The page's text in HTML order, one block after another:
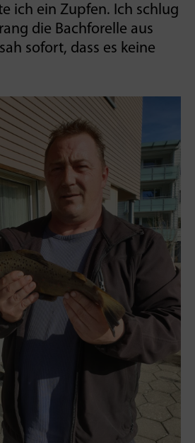
ich ein Zupfen. Ich schlug
die Bachforelle aus
sofort, dass es keine